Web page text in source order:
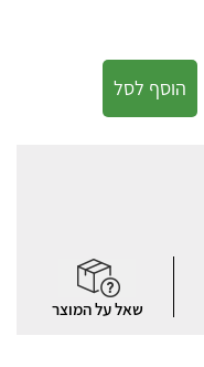
הוסף לסל
שאל על המוצר